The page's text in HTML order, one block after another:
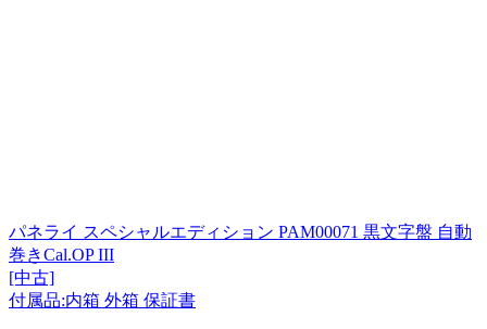
パネライ スペシャルエディション PAM00071 黒文字盤 自動
巻きCal.OP III
[中古]
付属品:内箱 外箱 保証書